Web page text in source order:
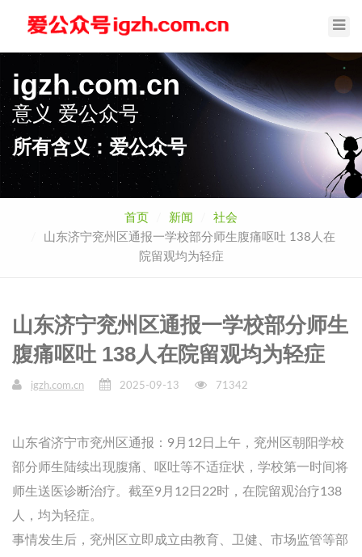
igzh.com.cn
意义爱公众号
所有含义：爱公众号
首页 新闻
社会
山东济宁兖州区通报一学校部分师生腹痛呕吐 138人在
院留观均为轻症
山东济宁兖州区通报一学校部分师生
腹痛呕吐 138人在院留观均为轻症
igzh.com.cn 2025-09-13 71342
山东省济宁市兖州区通报：9月12日上午，兖州区朝阳学校
部分师生陆续出现腹痛、呕吐等不适症状，学校第一时间将
师生送医诊断治疗。截至9月12日22时，在院留观治疗138
人，均为轻症。
事情发生后，兖州区立即成立由教育、卫健、市场监管等部